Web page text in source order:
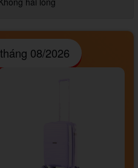
08/2026